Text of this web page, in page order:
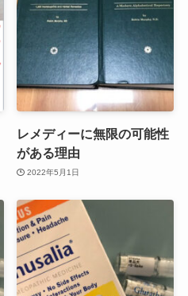
レメディーに無限の可能性
がある理由
2022年5月1日